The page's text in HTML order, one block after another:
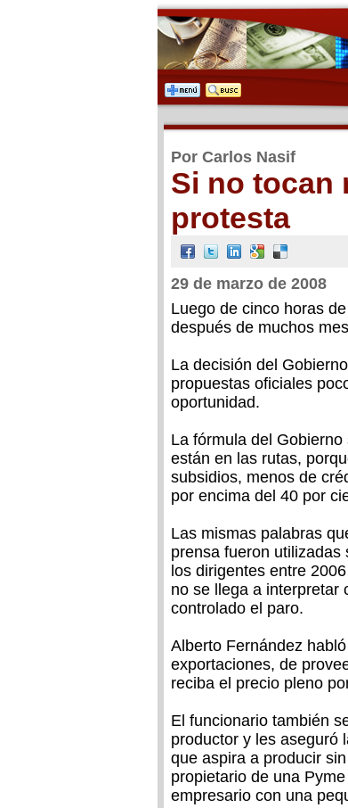
Por Carlos Nasif
Si no tocan
protesta
29 de marzo de 2008
Luego de cinco horas
después de muchos
La decisión del
propuestas oficiales
oportunidad.
La fórmula del
están en las rutas,
subsidios, menos de
por encima del 40 por
Las mismas palabras
prensa fueron
los dirigentes entre
no se llega a interpretar
controlado el paro.
Alberto Fernández
exportaciones, de
reciba el precio pleno
El funcionario también
productor y les aseguró
que aspira a producir
propietario de una
empresario con una